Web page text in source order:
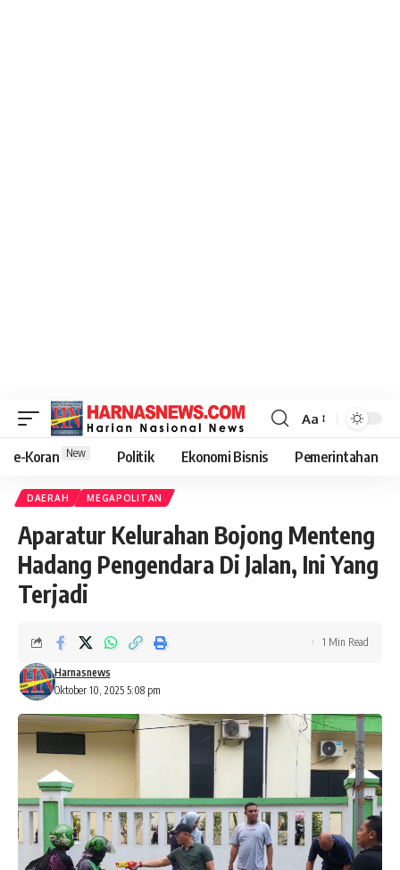
Aa
e-Koran New Politik Ekonomi Bisnis Pemerintahan
DAERAH MEGAPOLITAN
Aparatur Kelurahan Bojong Menteng
Hadang Pengendara Di Jalan, Ini Yang
Terjadi
Oktober 10, 2025 5:08 pm
Harnasnews
1 Min Read